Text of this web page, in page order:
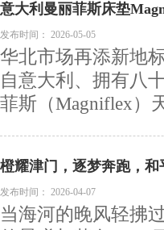
意大利曼丽菲斯床垫
发布时间： 2026-05-05
华北市场再添新地
自意大利、拥有八
菲斯（Magniflex）
橙耀津门，逐梦奔跑，
发布时间： 2026-04-07
当海河的晚风轻拂